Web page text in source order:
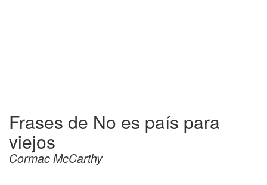
Frases de No es país para
viejos
Cormac McCarthy